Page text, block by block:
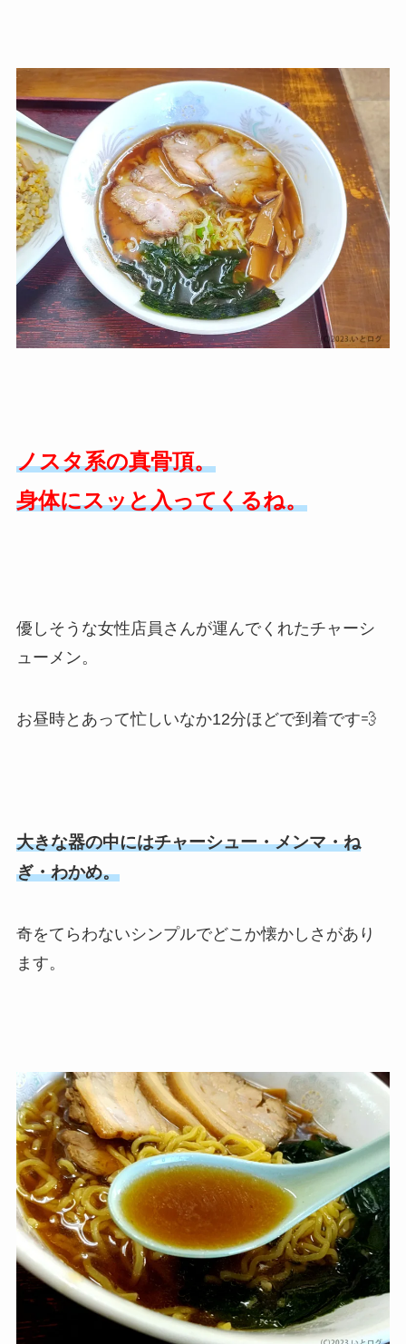
ノスタ系の真骨頂。
身体にスッと入ってくるね。
優しそうな女性店員さんが運んでくれたチャーシ
ューメン。
お昼時とあって忙しいなか12分ほどで到着です💨
大きな器の中にはチャーシュー・メンマ・ね
ぎ・わかめ。
奇をてらわないシンプルでどこか懐かしさがあり
ます。